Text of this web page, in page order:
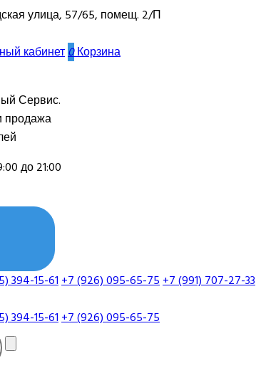
улица, 57/65, помещ. 2/П
кабинет0Корзина
Сервис.
продажа
до 21:00
394-15-61+7 (926) 095-65-75+7 (991) 707-27-33
394-15-61+7 (926) 095-65-75